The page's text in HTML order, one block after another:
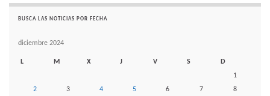
BUSCA LAS NOTICIAS POR FECHA
diciembre 2024
L M X J V S
D
1
2
3 4 5 6 7
8